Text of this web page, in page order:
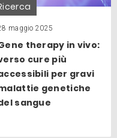
maggio 2025
therapy in vivo:
cure più
per gravi
genetiche
sangue